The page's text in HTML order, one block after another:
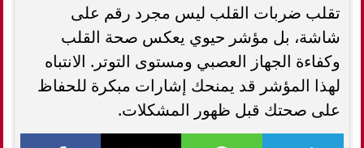
تقلب ضربات القلب ليس مجرد رقم على
شاشة، بل مؤشر حيوي يعكس صحة القلب
وكفاءة الجهاز العصبي ومستوى التوتر. الانتباه
لهذا المؤشر قد يمنحك إشارات مبكرة للحفاظ
على صحتك قبل ظهور المشكلات.